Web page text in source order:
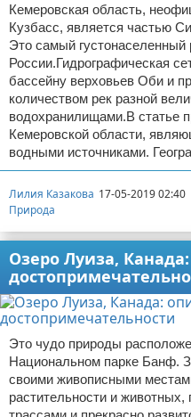
Кемеровская область,
Кузбасс, является частью
Это самый густонаселенный
России.Гидрографическая
бассейну верховьев Оби и
количеством рек разной
водохранилищами.В статье
Кемеровской области,
водными источниками.
Лилия Казакова 17-05-2019 02:40
Природа
Озеро Луиза,
Это чудо природы
Национальном парке Банф.
своими живописными
растительности и